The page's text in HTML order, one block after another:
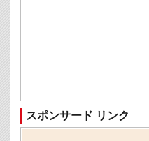
スポンサード リンク